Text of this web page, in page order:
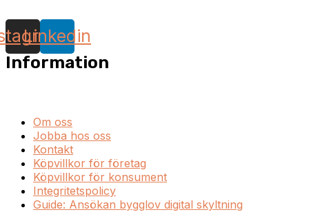
Linkedin
Information
Om oss
Jobba hos oss
Kontakt
Köpvillkor för företag
Köpvillkor för konsument
Integritetspolicy
Guide: Ansökan bygglov digital skyltning